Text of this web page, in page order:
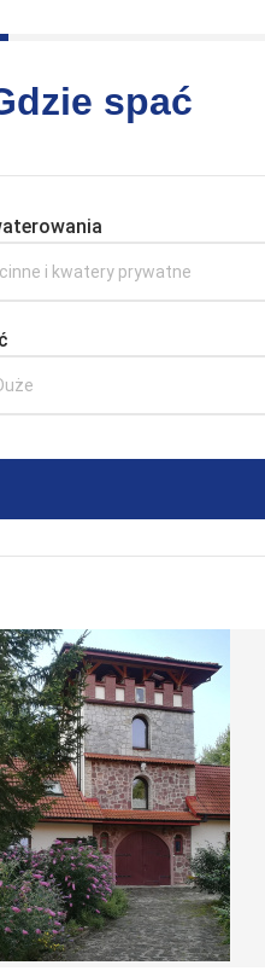
spać
i kwatery prywatne